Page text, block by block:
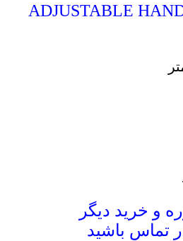
ADJUSTABLE
و خرید دیگر
تماس باشید